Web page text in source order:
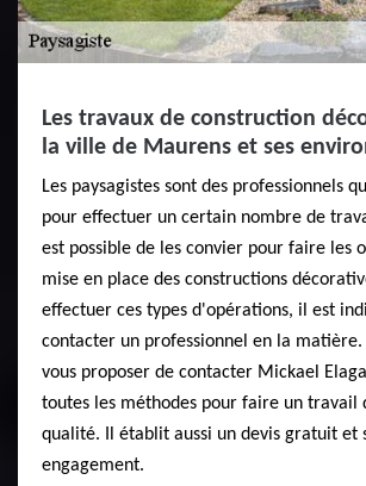
Les travaux de construction
la ville de Maurens et ses
Les paysagistes sont des professionnels
pour effectuer un certain nombre de
est possible de les convier pour faire les
mise en place des constructions
effectuer ces types d'opérations, il est
contacter un professionnel en la matière.
vous proposer de contacter Mickael
toutes les méthodes pour faire un travail
qualité. Il établit aussi un devis gratuit et
engagement.